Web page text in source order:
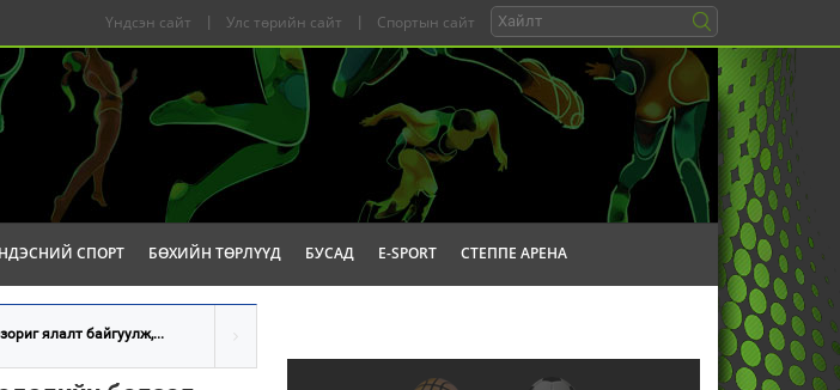
Үндсэн сайт | Улс төрийн сайт | Спортын сайт
СПОРТ БӨХИЙН ТӨРЛҮҮД БУСАД E-SPORT СТЕППЕ АРЕНА
ялалт байгуулж,...